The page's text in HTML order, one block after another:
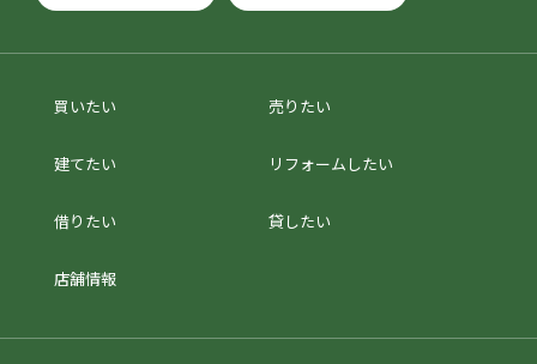
買いたい 売りたい
建てたい リフォームしたい
借りたい 貸したい
店舗情報